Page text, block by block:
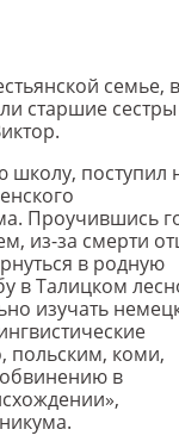
семье, в
старшие сестры
школу, поступил
Проучившись
из-за смерти
в родную
в Талицком
изучать
польским, коми,
в